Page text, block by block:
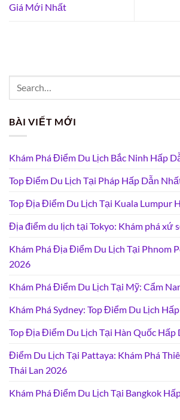
Giá Mới Nhất
BÀI VIẾT MỚI
Khám Phá Điểm Du Lịch Bắc Ninh Hấp
Top Điểm Du Lịch Tại Pháp Hấp Dẫn
Top Địa Điểm Du Lịch Tại Kuala Lumpur
Địa điểm du lịch tại Tokyo: Khám phá xứ
Khám Phá Địa Điểm Du Lịch Tại Phnom
2026
Khám Phá Điểm Du Lịch Tại Mỹ: Cẩm
Khám Phá Sydney: Top Điểm Du Lịch
Top Địa Điểm Du Lịch Tại Hàn Quốc
Điểm Du Lịch Tại Pattaya: Khám Phá
Thái Lan 2026
Khám Phá Điểm Du Lịch Tại Bangkok